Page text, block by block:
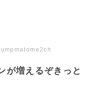
が増えるぞきっと